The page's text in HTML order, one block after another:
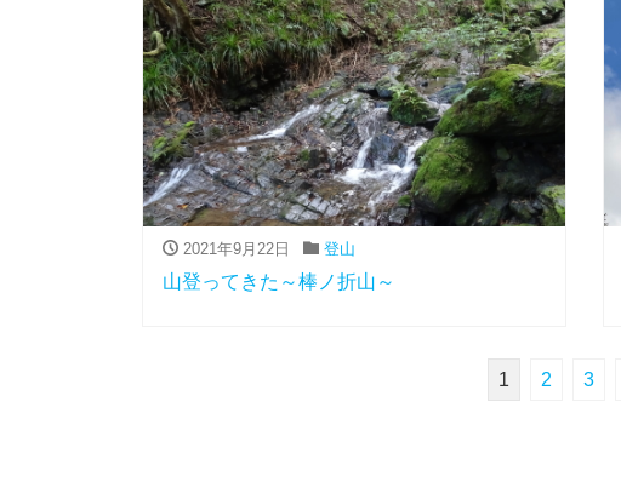
2021年9月22日 登山
山登ってきた～棒ノ折山～
1 2 3